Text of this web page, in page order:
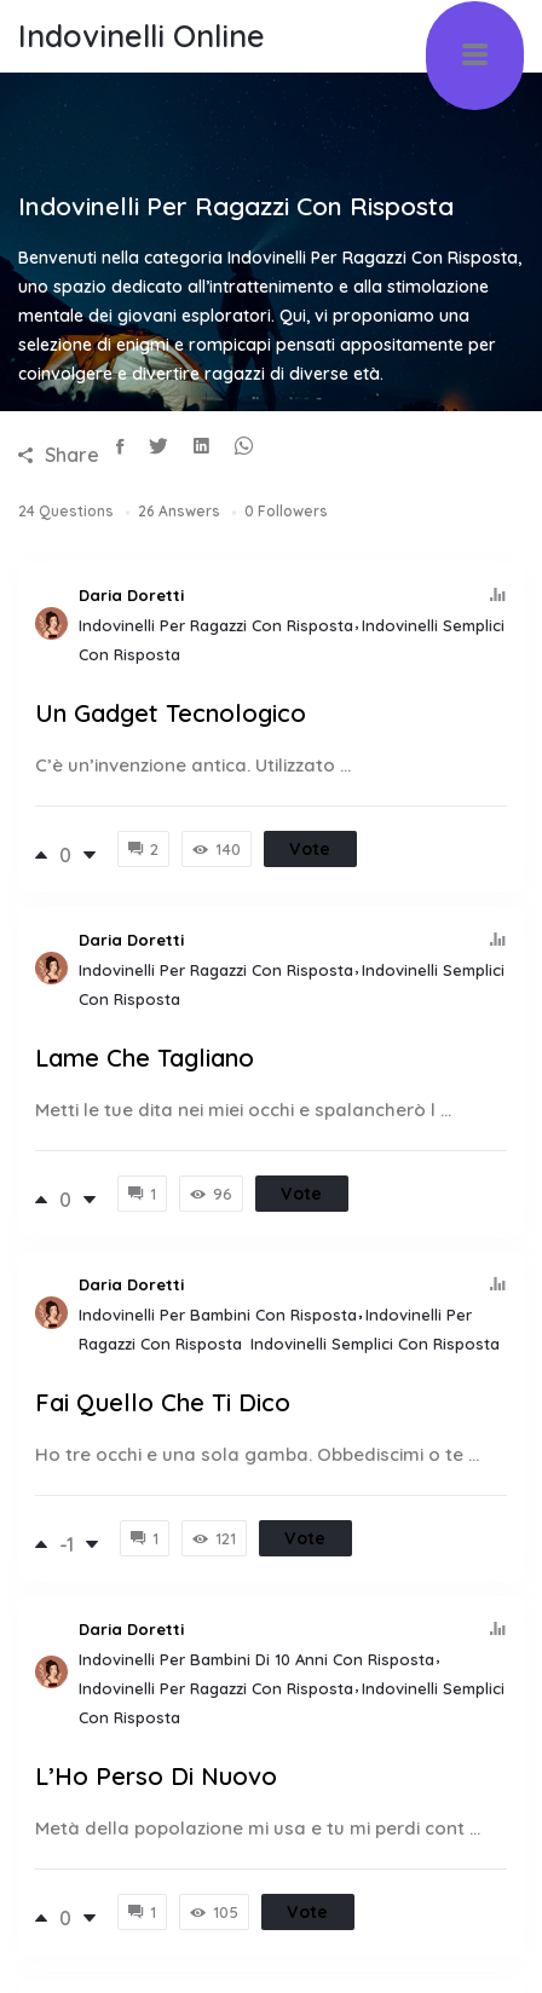
Indovinelli Online
Indovinelli Per Ragazzi Con Risposta
Benvenuti nella categoria Indovinelli Per Ragazzi Con Risposta,
uno spazio dedicato all’intrattenimento e alla stimolazione
mentale dei giovani esploratori. Qui, vi proponiamo una
selezione di enigmi e rompicapi pensati appositamente per
coinvolgere e divertire ragazzi di diverse età.
Share
0 Followers
26 Answers
24 Questions
Daria Doretti
Indovinelli Per Ragazzi Con Risposta Indovinelli Semplici
Con Risposta
Un Gadget Tecnologico
C’è un’invenzione antica. Utilizzato ...
0 2 140 Vote
Daria Doretti
Indovinelli Per Ragazzi Con Risposta Indovinelli Semplici
Con Risposta
Lame Che Tagliano
Metti le tue dita nei miei occhi e spalancherò l ...
0 1 96 Vote
Daria Doretti
Indovinelli Per Bambini Con Risposta Indovinelli Per
Ragazzi Con Risposta Indovinelli Semplici Con Risposta
Fai Quello Che Ti Dico
Ho tre occhi e una sola gamba. Obbediscimi o te ...
-1 1 121 Vote
Daria Doretti
Indovinelli Per Bambini Di 10 Anni Con Risposta
Indovinelli Per Ragazzi Con Risposta Indovinelli Semplici
Con Risposta
L’Ho Perso Di Nuovo
Metà della popolazione mi usa e tu mi perdi cont ...
0 1 105 Vote